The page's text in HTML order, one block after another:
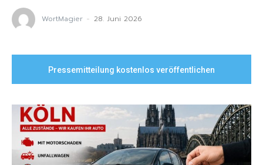
WortMagier - 28. Juni 2026
Pressemitteilung kostenlos veröffentlichen